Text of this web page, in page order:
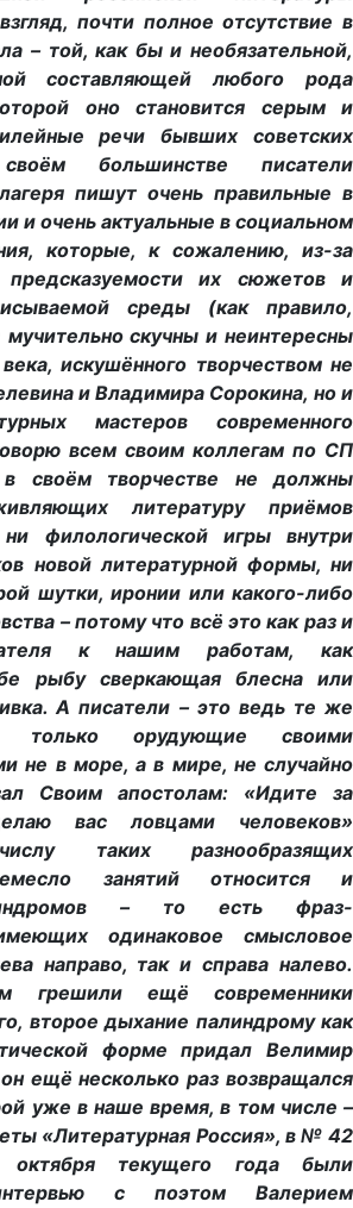
почти полное отсутствие в
– той, как бы и необязательной,
составляющей любого рода
оно становится серым и
речи бывших советских
большинстве писатели
пишут очень правильные в
и очень актуальные в социальном
которые, к сожалению, из-за
предсказуемости их сюжетов и
среды (как правило,
мучительно скучны и неинтересны
искушённого творчеством не
и Владимира Сорокина, но и
мастеров современного
всем своим коллегам по СП
своём творчестве не должны
литературу приёмов
ни филологической игры внутри
новой литературной формы, ни
шутки, иронии или какого-либо
– потому что всё это как раз и
к нашим работам, как
рыбу сверкающая блесна или
А писатели – это ведь те же
только орудующие своими
не в море, а в мире, не случайно
Своим апостолам: «Идите за
вас ловцами человеков»
таких разнообразящих
занятий относится и
– то есть фраз-
одинаковое смысловое
направо, так и справа налево.
грешили ещё современники
второе дыхание палиндрому как
форме придал Велимир
ещё несколько раз возвращался
уже в наше время, в том числе –
«Литературная Россия», в № 42
текущего года были
с поэтом Валерием